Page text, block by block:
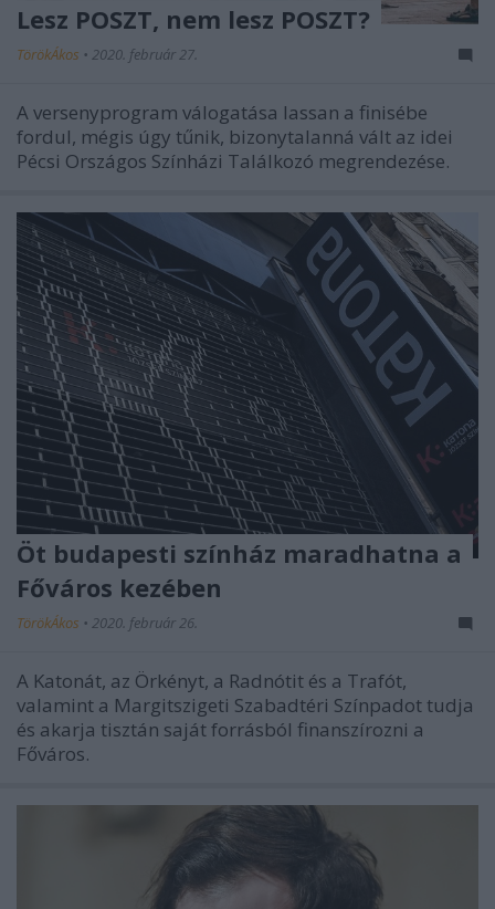
Lesz POSZT, nem lesz POSZT?
TörökÁkos • 2020. február 27.
A versenyprogram válogatása lassan a finisébe
fordul, mégis úgy tűnik, bizonytalanná vált az idei
Pécsi Országos Színházi Találkozó megrendezése.
Öt budapesti színház maradhatna a
Főváros kezében
TörökÁkos • 2020. február 26.
A Katonát, az Örkényt, a Radnótit és a Trafót,
valamint a Margitszigeti Szabadtéri Színpadot tudja
és akarja tisztán saját forrásból finanszírozni a
Főváros.